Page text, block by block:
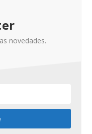
novedades.